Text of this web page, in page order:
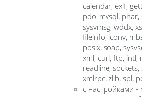
calendar, exif,
pdo_mysql, phar,
sysvmsg, wddx,
fileinfo, iconv,
posix, soap,
xml, curl, ftp, intl,
readline,
xmlrpc, zlib, spl,
с настройками -